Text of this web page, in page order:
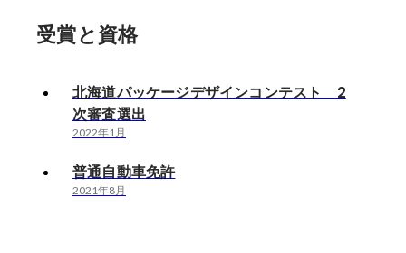
受賞と資格
北海道パッケージデザインコンテスト 2
次審査選出
2022年1月
普通自動車免許
2021年8月